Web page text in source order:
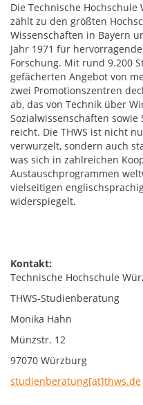
Die Technische Hochschule
zählt zu den größten
Wissenschaften in Bayern
Jahr 1971 für
Forschung. Mit rund 9.200
gefächerten Angebot von
zwei Promotionszentren
ab, das von Technik über
Sozialwissenschaften
reicht. Die THWS ist nicht
verwurzelt, sondern auch
was sich in zahlreichen
Austauschprogrammen
vielseitigen
widerspiegelt.
Kontakt:
Technische Hochschule
THWS-Studienberatung
Monika Hahn
Münzstr. 12
97070 Würzburg
studienberatung[at]thws.de